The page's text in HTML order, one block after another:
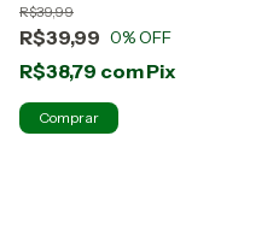
R$39,99
R$39,99
0% OFF
R$38,79 comPix